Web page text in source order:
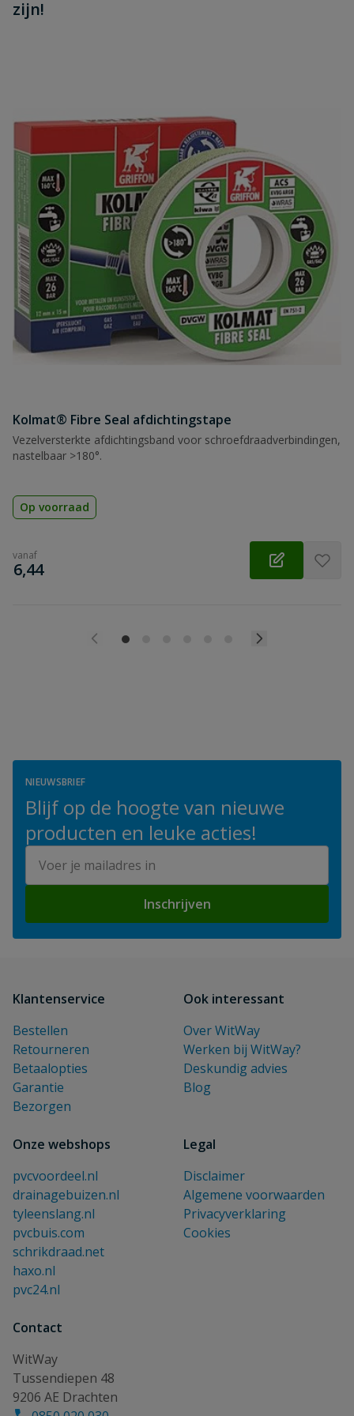
zijn!
Kolmat® Fibre Seal afdichtingstape
Vezelversterkte afdichtingsband voor schroefdraadverbindingen,
nastelbaar >180°.
Op voorraad
vanaf
€
6,44
NIEUWSBRIEF
Blijf op de hoogte van nieuwe
producten en leuke acties!
Inschrijven
Klantenservice
Bestellen
Retourneren
Betaalopties
Garantie
Bezorgen
Ook interessant
Over WitWay
Werken bij WitWay?
Deskundig advies
Blog
Onze webshops
pvcvoordeel.nl
drainagebuizen.nl
tyleenslang.nl
pvcbuis.com
schrikdraad.net
haxo.nl
pvc24.nl
Legal
Disclaimer
Algemene voorwaarden
Privacyverklaring
Cookies
Contact
WitWay
Tussendiepen 48
9206 AE Drachten